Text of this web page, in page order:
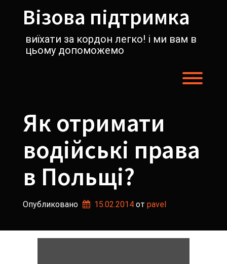
содержимомуВізова підтримка
виїхати за кордон легко! і ми вам в
цьому допоможемо
Як отримати
водійські права
в Польщі?
Опубликовано 15.02.2014 от pavel